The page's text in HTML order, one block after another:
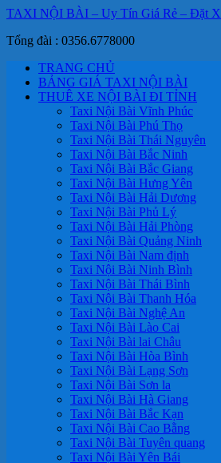
TAXI NỘI BÀI – Uy Tín Giá Rẻ – Đặt
Tổng đài : 0356.6778000
TRANG CHỦ
BẢNG GIÁ TAXI NỘI BÀI
THUÊ XE NỘI BÀI ĐI TỈNH
Taxi Nội Bài Vĩnh Phúc
Taxi Nội Bài Phú Thọ
Taxi Nội Bài Thái Nguyên
Taxi Nội Bài Bắc Ninh
Taxi Nội Bài Bắc Giang
Taxi Nội Bài Hưng Yên
Taxi Nội Bài Hải Dương
Taxi Nội Bài Phủ Lý
Taxi Nội Bài Hải Phòng
Taxi Nội Bài Quảng Ninh
Taxi Nội Bài Nam định
Taxi Nội Bài Ninh Bình
Taxi Nội Bài Thái Bình
Taxi Nội Bài Thanh Hóa
Taxi Nội Bài Nghệ An
Taxi Nội Bài Lào Cai
Taxi Nội Bài lai Châu
Taxi Nội Bài Hòa Bình
Taxi Nội Bài Lạng Sơn
Taxi Nội Bài Sơn la
Taxi Nội Bài Hà Giang
Taxi Nội Bài Bắc Kạn
Taxi Nội Bài Cao Bằng
Taxi Nội Bài Tuyên quang
Taxi Nội Bài Yên Bái